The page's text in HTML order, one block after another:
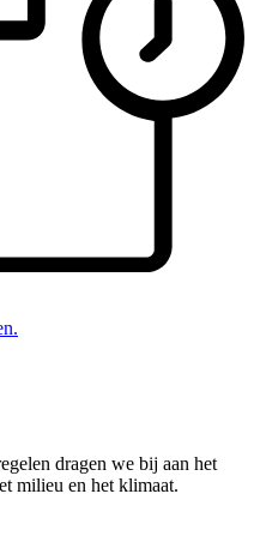
dragen we bij aan het
milieu en het klimaat.